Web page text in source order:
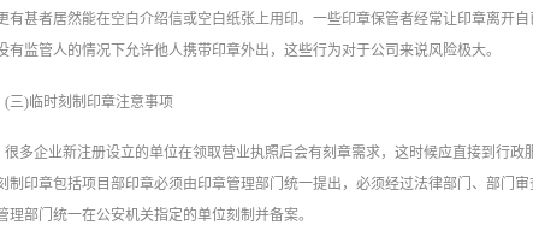
有甚者居然能在空白介绍信或空白纸张上用印。一些印章保管者经常让印章离开
有监管人的情况下允许他人携带印章外出，这些行为对于公司来说风险极大。
(三)临时刻制印章注意事项
很多企业新注册设立的单位在领取营业执照后会有刻章需求，这时候应直接到行
制印章包括项目部印章必须由印章管理部门统一提出，必须经过法律部门、部门
理部门统一在公安机关指定的单位刻制并备案。